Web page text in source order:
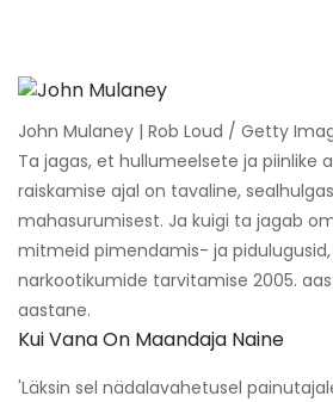
John Mulaney | Rob Loud / Getty
Ta jagas, et hullumeelsete ja piinlike
raiskamise ajal on tavaline,
mahasurumisest. Ja kuigi ta jagab
mitmeid pimendamis- ja
narkootikumide tarvitamise 2005.
aastane.
Kui Vana On Maandaja Naine
'Läksin sel nädalavahetusel